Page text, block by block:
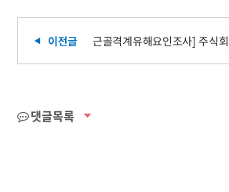
근골격계유해요인조사] 주식
댓글목록